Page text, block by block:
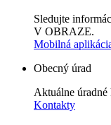
Sledujte
V OBRAZE.
Mobilná
Obecný úrad
Aktuálne úradné
Kontakty